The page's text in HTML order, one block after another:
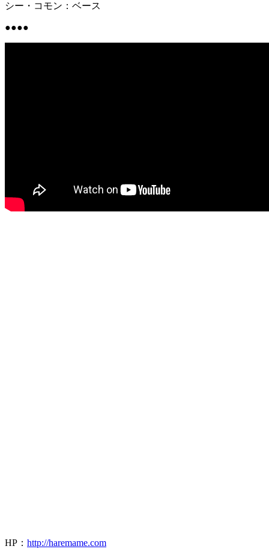
シー・コモン：ベース
●●●●
HP ： http://haremame.com